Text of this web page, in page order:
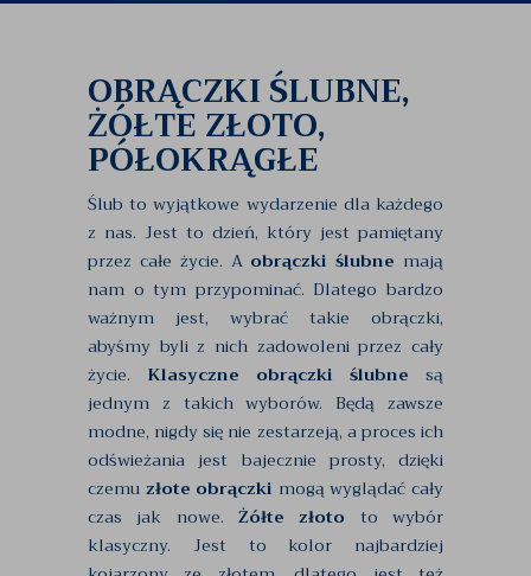
OBRĄCZKI ŚLUBNE,
ŻÓŁTE ZŁOTO,
PÓŁOKRĄGŁE
Ślub to wyjątkowe wydarzenie dla każdego
z nas. Jest to dzień, który jest pamiętany
przez całe życie. A obrączki ślubne mają
nam o tym przypominać. Dlatego bardzo
ważnym jest, wybrać takie obrączki,
abyśmy byli z nich zadowoleni przez cały
życie. Klasyczne obrączki ślubne są
jednym z takich wyborów. Będą zawsze
modne, nigdy się nie zestarzeją, a proces ich
odświeżania jest bajecznie prosty, dzięki
czemu złote obrączki mogą wyglądać cały
czas jak nowe. Żółte złoto to wybór
klasyczny. Jest to kolor najbardziej